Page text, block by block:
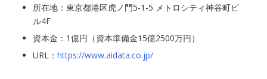
所在地：東京都港区虎ノ門5-1-5 メトロシティ神谷町ビ
ル4F
資本金：1億円（資本準備金15億2500万円）
URL： https://www.aidata.co.jp/